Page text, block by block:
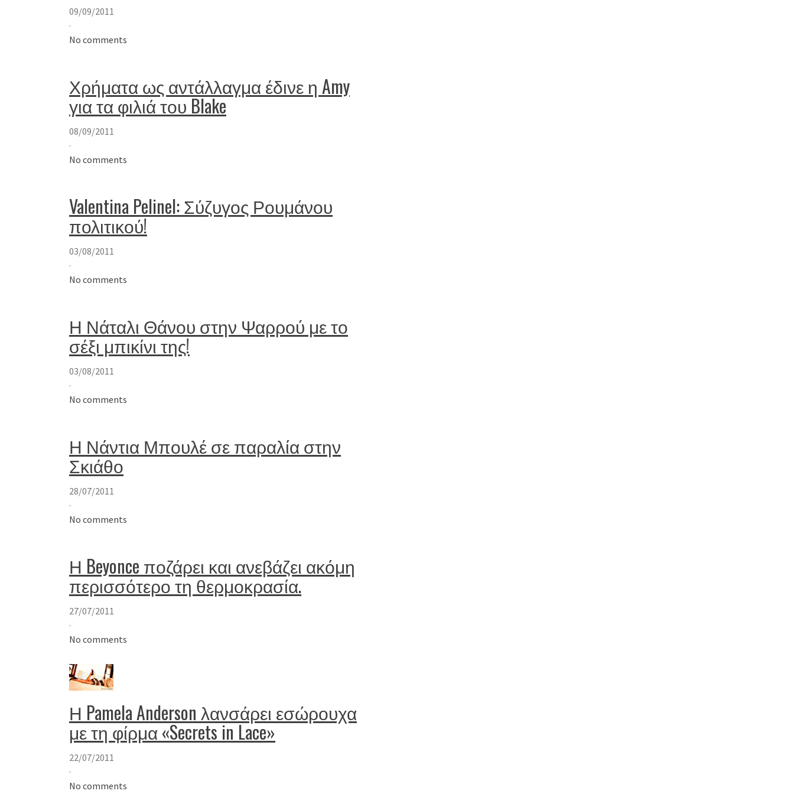
09/09/2011
·
No comments
Χρήματα ως αντάλλαγμα έδινε η Amy
για τα φιλιά του Blake
08/09/2011
·
No comments
Valentina Pelinel: Σύζυγος Ρουμάνου
πολιτικού!
03/08/2011
·
No comments
Η Νάταλι Θάνου στην Ψαρρού με το
σέξι μπικίνι της!
03/08/2011
·
No comments
Η Νάντια Μπουλέ σε παραλία στην
Σκιάθο
28/07/2011
·
No comments
Η Beyonce ποζάρει και ανεβάζει ακόμη
περισσότερο τη θερμοκρασία.
27/07/2011
·
No comments
Η Pamela Anderson λανσάρει εσώρουχα
με τη φίρμα «Secrets in Lace»
22/07/2011
·
No comments